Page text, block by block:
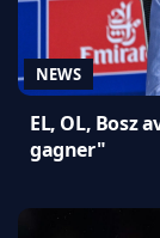
NEWS
EL, OL, Bosz
gagner"